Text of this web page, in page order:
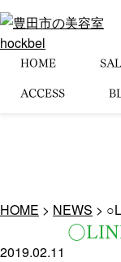
HOME
ACCESS
HOME > NEWS >
2019.02.11